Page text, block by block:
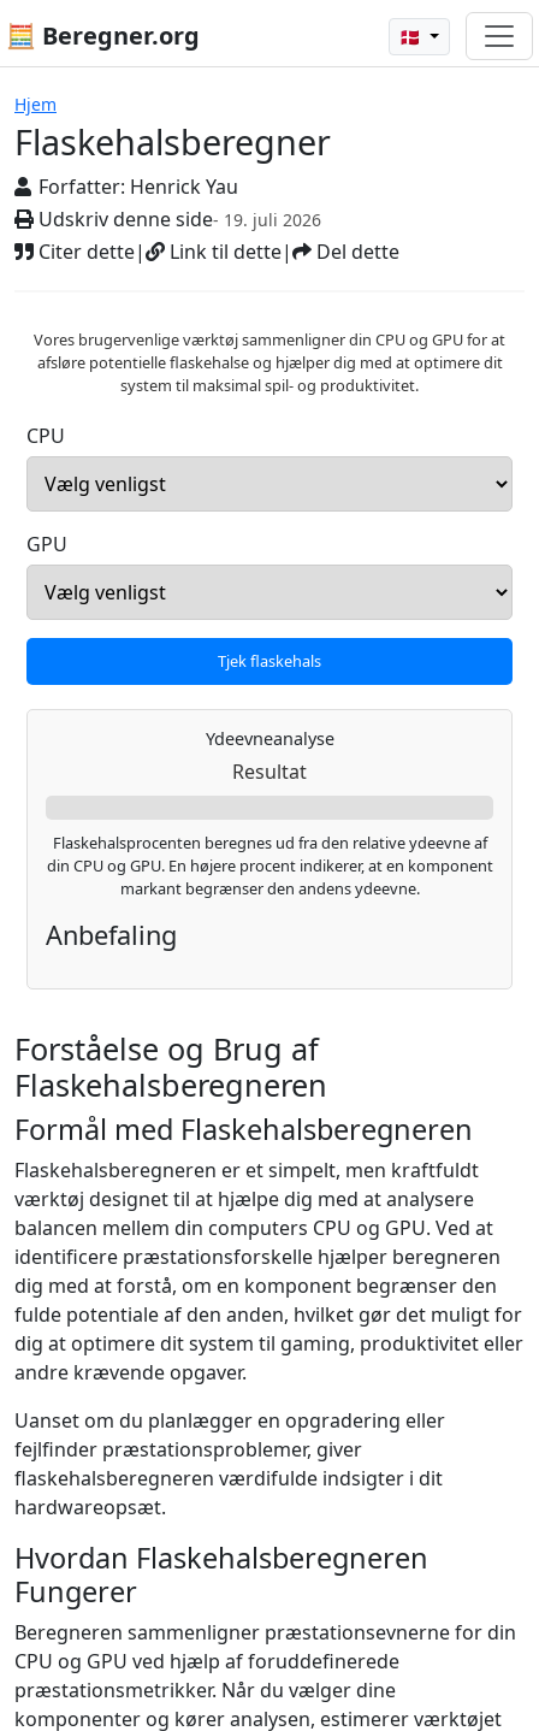
🧮 Beregner.org 🇩🇰
Hjem
Flaskehalsberegner
Forfatter: Henrick Yau
Udskriv denne side- 19. juli 2026
Citer dette| Link til dette| Del dette
Flaskehalsberegner
Vores brugervenlige værktøj sammenligner din CPU og GPU for at
afsløre potentielle flaskehalse og hjælper dig med at optimere dit
system til maksimal spil- og produktivitet.
CPU
GPU
Tjek flaskehals
Ydeevneanalyse
Resultat
Flaskehalsprocenten beregnes ud fra den relative ydeevne af
din CPU og GPU. En højere procent indikerer, at en komponent
markant begrænser den andens ydeevne.
Anbefaling
Forståelse og Brug af
Flaskehalsberegneren
Formål med Flaskehalsberegneren
Flaskehalsberegneren er et simpelt, men kraftfuldt
værktøj designet til at hjælpe dig med at analysere
balancen mellem din computers CPU og GPU. Ved at
identificere præstationsforskelle hjælper beregneren
dig med at forstå, om en komponent begrænser den
fulde potentiale af den anden, hvilket gør det muligt for
dig at optimere dit system til gaming, produktivitet eller
andre krævende opgaver.
Uanset om du planlægger en opgradering eller
fejlfinder præstationsproblemer, giver
flaskehalsberegneren værdifulde indsigter i dit
hardwareopsæt.
Hvordan Flaskehalsberegneren
Fungerer
Beregneren sammenligner præstationsevnerne for din
CPU og GPU ved hjælp af foruddefinerede
præstationsmetrikker. Når du vælger dine
komponenter og kører analysen, estimerer værktøjet